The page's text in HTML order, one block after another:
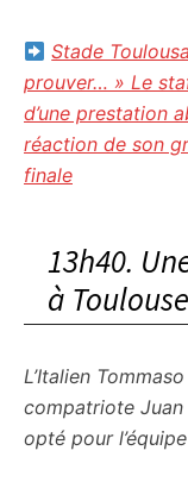
Stade
prouver… » Le
d’une prestation
réaction de son
finale
13h40.
à
L’Italien
compatriote
opté pour